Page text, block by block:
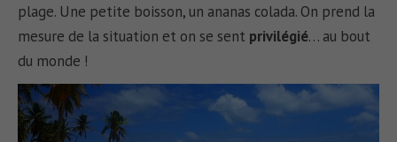
plage. Une petite boisson, un ananas colada. On prend la
mesure de la situation et on se sent privilégié… au bout
du monde !